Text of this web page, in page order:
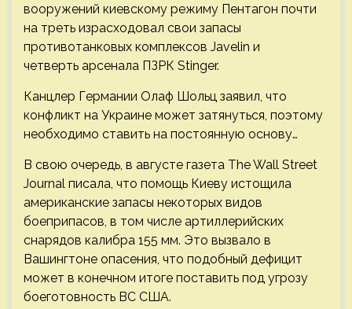
вооружений киевскому режиму Пентагон почти
на треть израсходовал свои запасы
противотанковых комплексов Javelin и
четверть арсенала ПЗРК Stinger.
Канцлер Германии Олаф Шольц заявил, что
конфликт на Украине может затянуться, поэтому
необходимо ставить на постоянную основу…
В свою очередь, в августе газета The Wall Street
Journal писала, что помощь Киеву истощила
американские запасы некоторых видов
боеприпасов, в том числе артиллерийских
снарядов калибра 155 мм. Это вызвало в
Вашингтоне опасения, что подобный дефицит
может в конечном итоге поставить под угрозу
боеготовность ВС США.